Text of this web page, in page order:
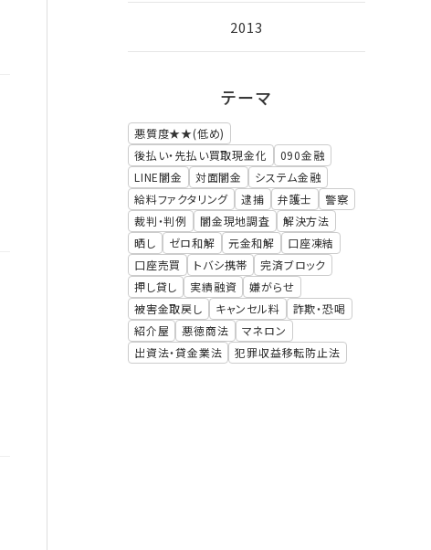
2013
テーマ
悪質度★★(低め)
後払い・先払い買取現金化
090金融
LINE闇金
対面闇金
システム金融
給料ファクタリング
逮捕 弁護士
警察
裁判・判例
闇金現地調査
解決方法
晒し
ゼロ和解 元金和解
口座凍結
口座売買
トバシ携帯
完済ブロック
押し貸し
実績融資
嫌がらせ
被害金取戻し
キャンセル料
詐欺・恐喝
紹介屋
悪徳商法
マネロン
出資法・貸金業法
犯罪収益移転防止法